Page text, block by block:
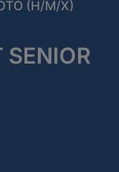
(H/M/X)
SENIOR